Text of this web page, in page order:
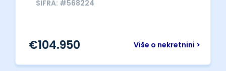
ŠIFRA: #568224
Više o nekretnini >
€104.950